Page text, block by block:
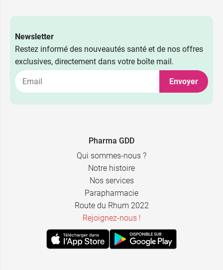
Newsletter
Restez informé des nouveautés santé et de nos offres
exclusives, directement dans votre boîte mail.
Envoyer
Pharma GDD
Qui sommes-nous ?
Notre histoire
Nos services
Parapharmacie
Route du Rhum 2022
Rejoignez-nous !